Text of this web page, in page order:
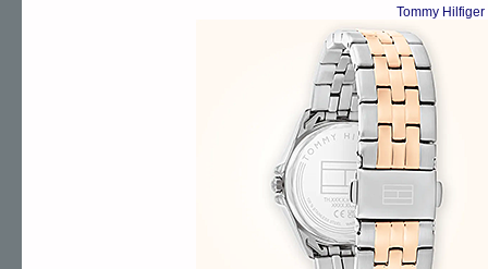
Tommy